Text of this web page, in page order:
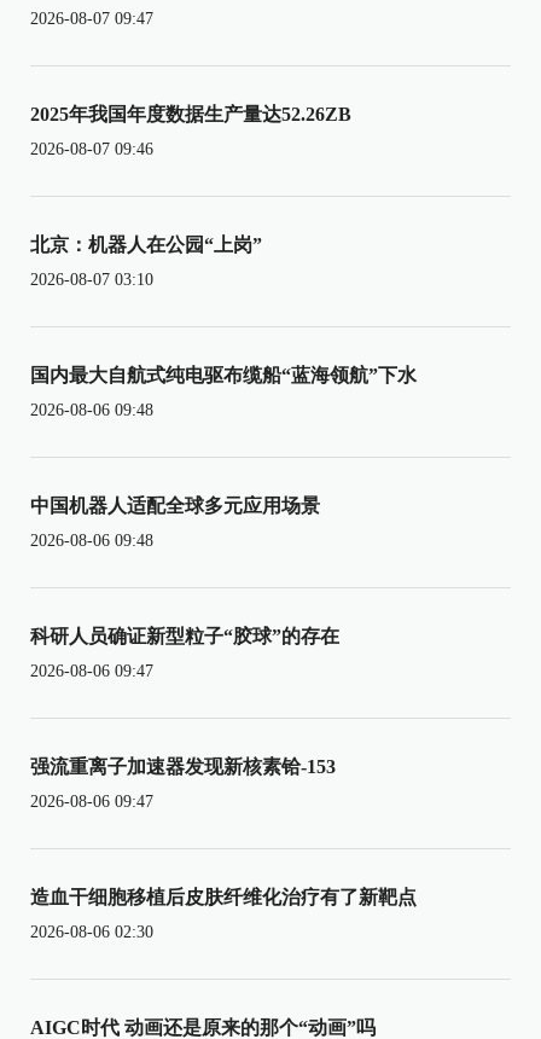
2026-08-07 09:47
2025年我国年度数据生产量达52.26ZB
2026-08-07 09:46
北京：机器人在公园“上岗”
2026-08-07 03:10
国内最大自航式纯电驱布缆船“蓝海领航”下水
2026-08-06 09:48
中国机器人适配全球多元应用场景
2026-08-06 09:48
科研人员确证新型粒子“胶球”的存在
2026-08-06 09:47
强流重离子加速器发现新核素铪-153
2026-08-06 09:47
造血干细胞移植后皮肤纤维化治疗有了新靶点
2026-08-06 02:30
AIGC时代 动画还是原来的那个“动画”吗